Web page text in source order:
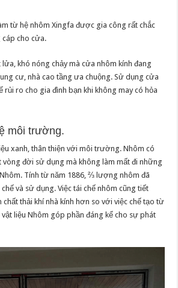
từ hệ nhôm Xingfa được gia công rất chắc
cáp cho cửa.
khó nóng chảy mà cửa nhôm kính đang
cư, nhà cao tầng ưa chuộng. Sử dụng cửa
rủi ro cho gia đình bạn khi không may có hỏa
môi trường.
xanh, thân thiện với môi trường. Nhôm có
vòng đời sử dụng mà không làm mất đi những
Tính từ năm 1886, ⅔ lượng nhôm đã
và sử dụng. Việc tái chế nhôm cũng tiết
thải khí nhà kính hơn so với việc chế tạo từ
vật liệu Nhôm góp phần đáng kể cho sự phát